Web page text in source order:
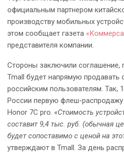
официальным партнером
производству мобильных
этом сообщает газета
представителя компании.
Стороны заключили соглашение,
Tmall будет напрямую продавать
российским пользователям. Так,
России первую флеш-распродажу
Honor 7C pro. «Стоимость
составит 9,4 тыс. руб. (обычная
будет сопоставимо с ценой на
утверждают в Tmall. За день